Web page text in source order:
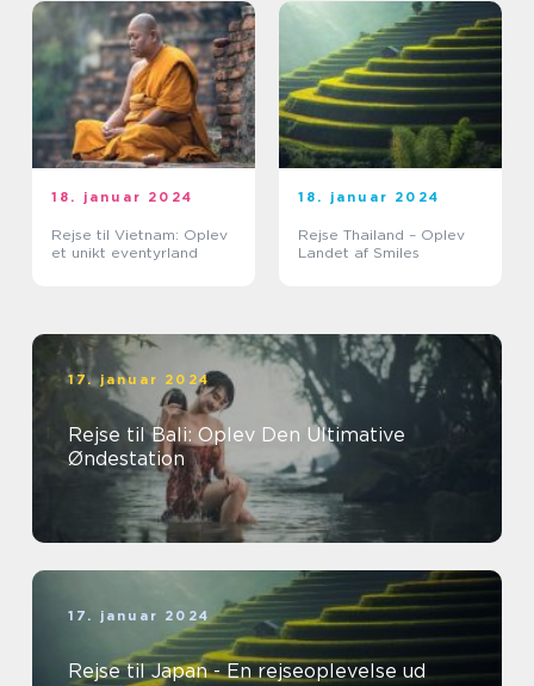
18. januar 2024
Rejse til Vietnam: Oplev
et unikt eventyrland
18. januar 2024
Rejse Thailand – Oplev
Landet af Smiles
17. januar 2024
Rejse til Bali: Oplev Den Ultimative
Øndestation
17. januar 2024
Rejse til Japan - En rejseoplevelse ud